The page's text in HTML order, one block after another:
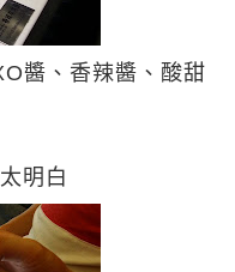
醬、香辣醬、酸甜
明白